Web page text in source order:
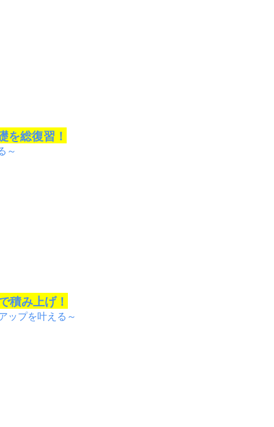
を総復習！
～
積み上げ！
ップを叶える～